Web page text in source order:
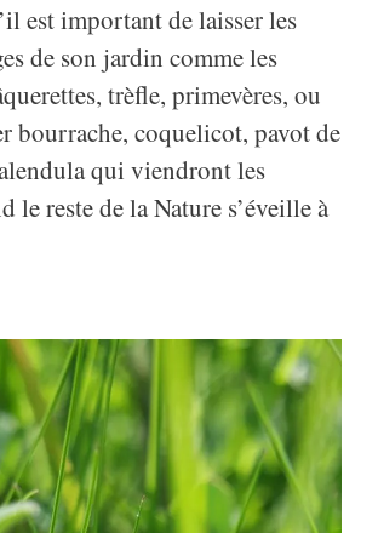
est important de laisser les
de son jardin comme les
trèfle, primevères, ou
bourrache, coquelicot, pavot de
qui viendront les
le reste de la Nature s’éveille à